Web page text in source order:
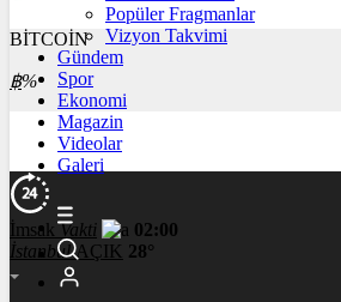
00:00 00:00 00:00
BİTCOİN
฿%
Popüler Fragmanlar
Vizyon Takvimi
Gündem
Spor
Ekonomi
Magazin
Videolar
Galeri
İmsakVakti
02:00
İstanbul AÇIK 28°